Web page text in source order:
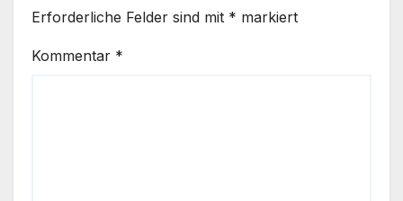
Erforderliche Felder sind mit * markiert
Kommentar *